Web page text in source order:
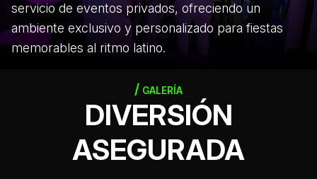
servicio de eventos privados, ofreciendo un
ambiente exclusivo y personalizado para fiestas
memorables al ritmo latino.
GALERÍA
DIVERSIÓN
ASEGURADA